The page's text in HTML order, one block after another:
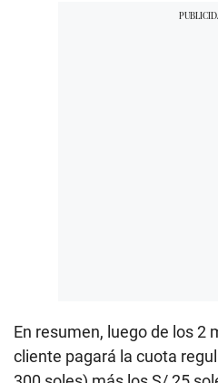
En resumen, luego de los 2
cliente pagará la cuota